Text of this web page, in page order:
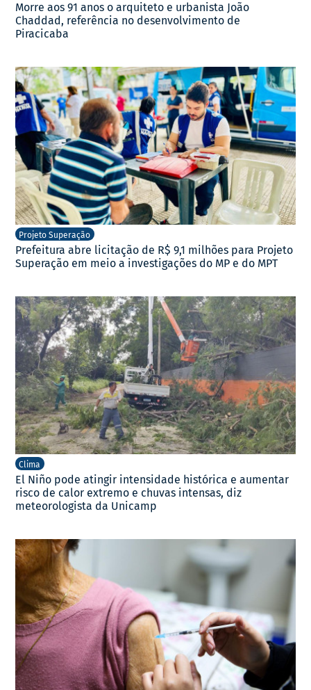
Morre aos 91 anos o arquiteto e urbanista João
Chaddad, referência no desenvolvimento de
Piracicaba
Projeto Superação
Prefeitura abre licitação de R$ 9,1 milhões para Projeto
Superação em meio a investigações do MP e do MPT
Clima
El Niño pode atingir intensidade histórica e aumentar
risco de calor extremo e chuvas intensas, diz
meteorologista da Unicamp